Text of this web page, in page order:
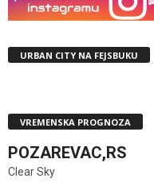
URBAN CITY NA FEJSBUKU
VREMENSKA PROGNOZA
POZAREVAC,RS
Clear Sky